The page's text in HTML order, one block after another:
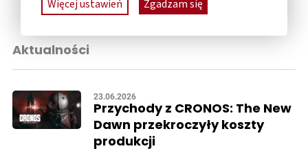
Więcej ustawień Zgadzam się
Aktualności
23.06.2026
Przychody z CRONOS: The New
Dawn przekroczyły koszty
produkcji